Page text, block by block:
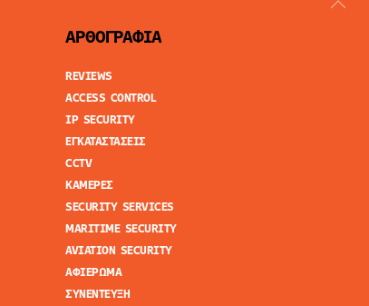
ΑΡΘΟΓΡΑΦΙΑ
REVIEWS
ACCESS CONTROL
IP SECURITY
ΕΓΚΑΤΑΣΤΑΣΕΙΣ
CCTV
ΚΑΜΕΡΕΣ
SECURITY SERVICES
MARITIME SECURITY
AVIATION SECURITY
ΑΦΙΕΡΩΜΑ
ΣΥΝΕΝΤΕΥΞΗ